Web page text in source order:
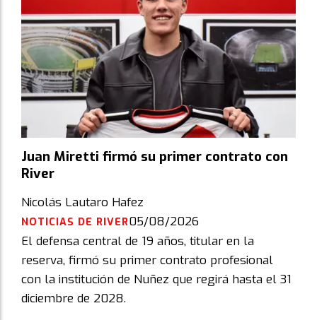
Juan Miretti firmó su primer contrato con
River
Nicolás Lautaro Hafez
NOTICIAS DE RIVER05/08/2026
El defensa central de 19 años, titular en la
reserva, firmó su primer contrato profesional
con la institución de Nuñez que regirá hasta el 31
diciembre de 2028.